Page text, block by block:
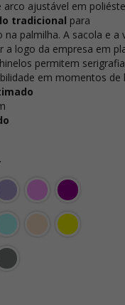
arco ajustável em
tradicional para
na palmilha. A sacola e a
a logo da empresa em
permitem
em momentos de